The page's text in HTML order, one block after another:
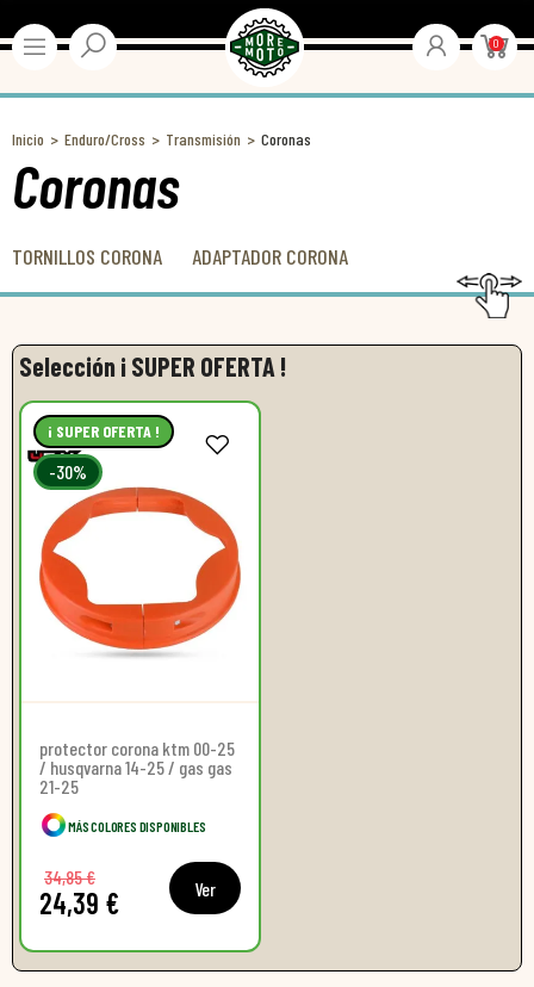
0
Inicio Enduro/Cross Transmisión Coronas
Coronas
TORNILLOS CORONA ADAPTADOR CORONA
Selección ¡ SUPER OFERTA !
¡ SUPER OFERTA !
-30%
protector corona ktm 00-25
/ husqvarna 14-25 / gas gas
21-25
MÁS COLORES DISPONIBLES
24,39 €
34,85 € Ver